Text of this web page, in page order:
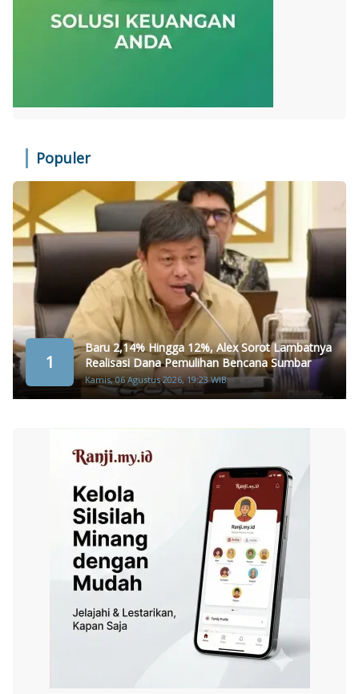
Populer
1
Baru 2,14% Hingga 12%, Alex Sorot Lambatnya
Realisasi Dana Pemulihan Bencana Sumbar
Kamis, 06 Agustus 2026, 19:23 WIB